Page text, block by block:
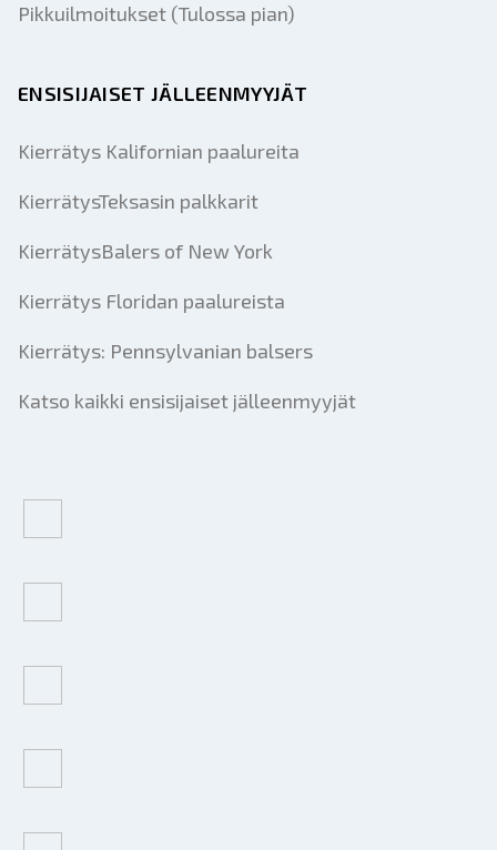
Pikkuilmoitukset (Tulossa pian)
ENSISIJAISET JÄLLEENMYYJÄT
Kierrätys Kalifornian paalureita
KierrätysTeksasin palkkarit
KierrätysBalers of New York
Kierrätys Floridan paalureista
Kierrätys: Pennsylvanian balsers
Katso kaikki ensisijaiset jälleenmyyjät